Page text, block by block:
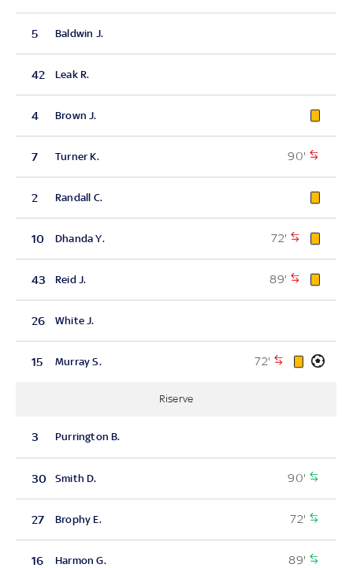
5 Baldwin J.
42 Leak R.
4 Brown J.
7 Turner K. 90'
2 Randall C.
10 Dhanda Y. 72'
43 Reid J. 89'
26 White J.
15 Murray S. 72'
Riserve
3 Purrington B.
30 Smith D. 90'
27 Brophy E. 72'
16 Harmon G. 89'